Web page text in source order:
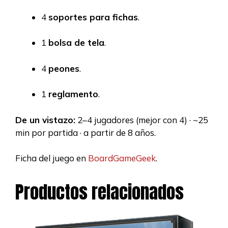
4soportes para fichas.
1 bolsa de tela.
4 peones.
1 reglamento.
De un vistazo: 2–4 jugadores (mejor con 4) · ~25
min por partida · a partir de 8 años.
Ficha del juego en BoardGameGeek.
Productos relacionados